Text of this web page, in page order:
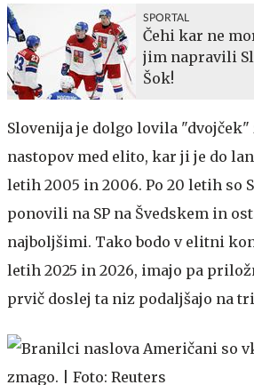
SPORTAL
Čehi kar ne
jim napravili
Šok!
Slovenija je dolgo lovila
nastopov med elito, kar ji je do
letih 2005 in 2006. Po 20 letih so
ponovili na SP na Švedskem in
najboljšimi. Tako bodo v elitni
letih 2025 in 2026, imajo pa
prvič doslej ta niz podaljšajo na